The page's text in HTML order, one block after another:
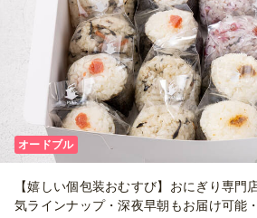
オードブル
【嬉しい個包装おむすび】おにぎり専門
気ラインナップ・深夜早朝もお届け可能